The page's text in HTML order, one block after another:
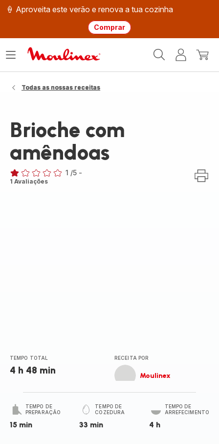
🍦 Aproveita este verão e renova a tua cozinha
Comprar
Moulinex
O
Abrir
Todas as nossas receitas
Brioche com
amêndoas
Avaliações
1 /5 -
1 Avaliações
TEMPO TOTAL
4 h 48 min
RECEITA POR
Moulinex
TEMPO DE
PREPARAÇÃO
15 min
TEMPO DE
COZEDURA
33 min
TEMPO DE
ARREFECIMENTO
4 h